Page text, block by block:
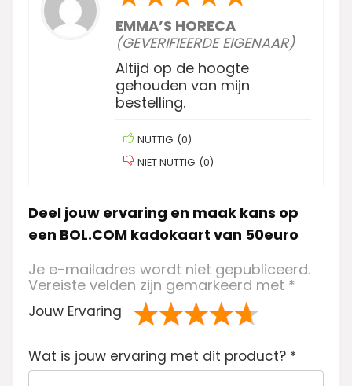
EMMA’S HORECA
(GEVERIFIEERDE EIGENAAR)
Altijd op de hoogte
gehouden van mijn
bestelling.
NUTTIG (0)
NIET NUTTIG (0)
Deel jouw ervaring en maak kans op
een BOL.COM kadokaart van 50euro
Je e-mailadres wordt niet gepubliceerd.
Vereiste velden zijn gemarkeerd met *
Jouw Ervaring
va
n
de 5
sterren
sterren
sterren
sterren
Wat is jouw ervaring met dit product? *